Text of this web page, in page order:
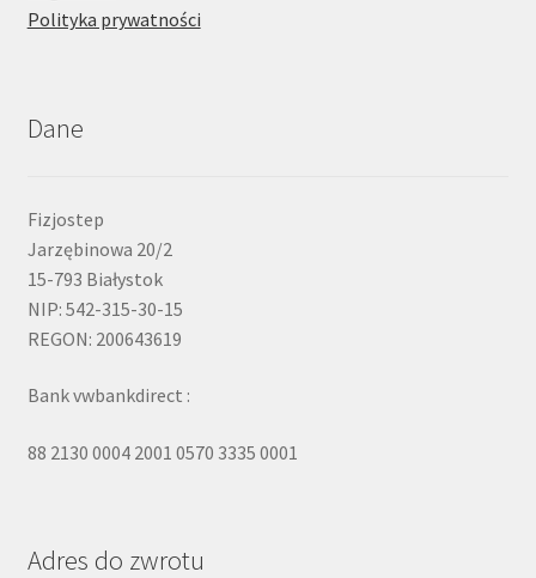
Polityka prywatności
Dane
Fizjostep
Jarzębinowa 20/2
15-793 Białystok
NIP: 542-315-30-15
REGON: 200643619
Bank vwbankdirect :
88 2130 0004 2001 0570 3335 0001
Adres do zwrotu